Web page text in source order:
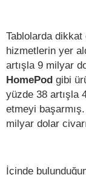
Tablolarda dikkat
hizmetlerin yer
artışla 9 milyar
HomePod gibi
yüzde 38 artışla
etmeyi
milyar dolar
İçinde